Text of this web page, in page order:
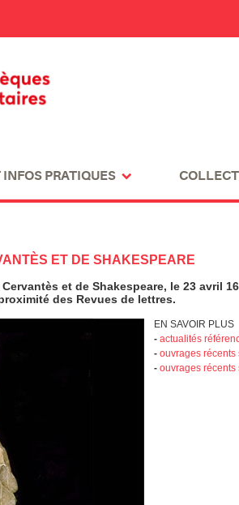
INFOS PRATIQUES
ET DE SHAKESPEARE
et de Shakespeare, le 23
des Revues de lettres.
EN SAVOIR PLUS
-actualités
-ouvrages
-ouvrages récents